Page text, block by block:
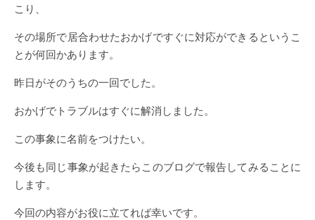
こり、
その場所で居合わせたおかげですぐに対応ができるというこ
とが何回かあります。
昨日がそのうちの一回でした。
おかげでトラブルはすぐに解消しました。
この事象に名前をつけたい。
今後も同じ事象が起きたらこのブログで報告してみることに
します。
今回の内容がお役に立てれば幸いです。